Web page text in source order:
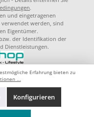
.
und eingetragenen
verwendet werden, sind
Eigentümer.
der Identifikation der
Dienstleistungen.
Erfahrung bieten zu
...
Konfigurieren